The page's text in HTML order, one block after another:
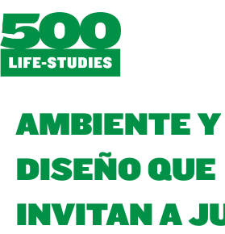
AMBIENTE Y
DISEÑO QUE
INVITAN A